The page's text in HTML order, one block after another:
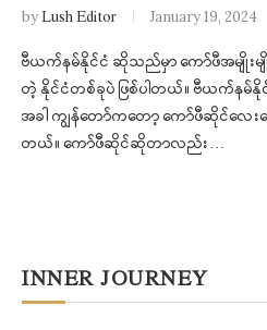
byLush Editor January 19, 2024
ဗီယက်နမ်နိုင်ငံ ဆိုသည်မှာ ကော်ဖီအမျိုးမ
တဲ့ နိုင်ငံတစ်ခုပဲ ဖြစ်ပါတယ်။ ဗီယက်နမ်
အခါ ကျွန်တော်ကတော့ ကော်ဖီဆိုင်လေး
တယ်။ ကော်ဖီဆိုင်ဆိုတာလည်း…
INNER JOURNEY